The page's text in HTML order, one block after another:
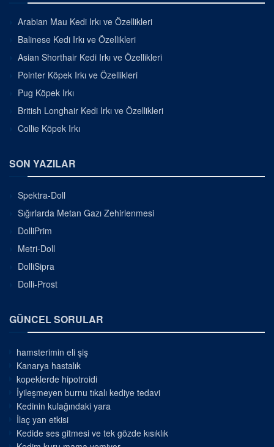
Arabian Mau Kedi Irkı ve Özellikleri
Balinese Kedi Irkı ve Özellikleri
Asian Shorthair Kedi Irkı ve Özellikleri
Pointer Köpek Irkı ve Özellikleri
Pug Köpek Irkı
British Longhair Kedi Irkı ve Özellikleri
Collie Köpek Irkı
SON YAZILAR
Spektra-Doll
Sığırlarda Metan Gazı Zehirlenmesi
DolliPrim
Metri-Doll
DolliSipra
Dolli-Prost
GÜNCEL SORULAR
hamsterimin eli şiş
Kanarya hastalık
kopeklerde hipotroidi
İyileşmeyen burnu tıkalı kediye tedavi
Kedinin kulağındaki yara
İlaç yan etkisi
Kedide ses gitmesi ve tek gözde kısıklık